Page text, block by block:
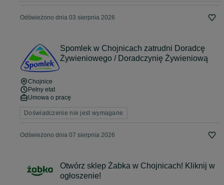
Odświeżono dnia 03 sierpnia 2026
Spomlek w Chojnicach zatrudni Doradcę
Żywieniowego / Doradczynię Żywieniową
Chojnice
Pełny etat
Umowa o pracę
Doświadczenie nie jest wymagane
Odświeżono dnia 07 sierpnia 2026
Otwórz sklep Żabka w Chojnicach! Kliknij w
ogłoszenie!